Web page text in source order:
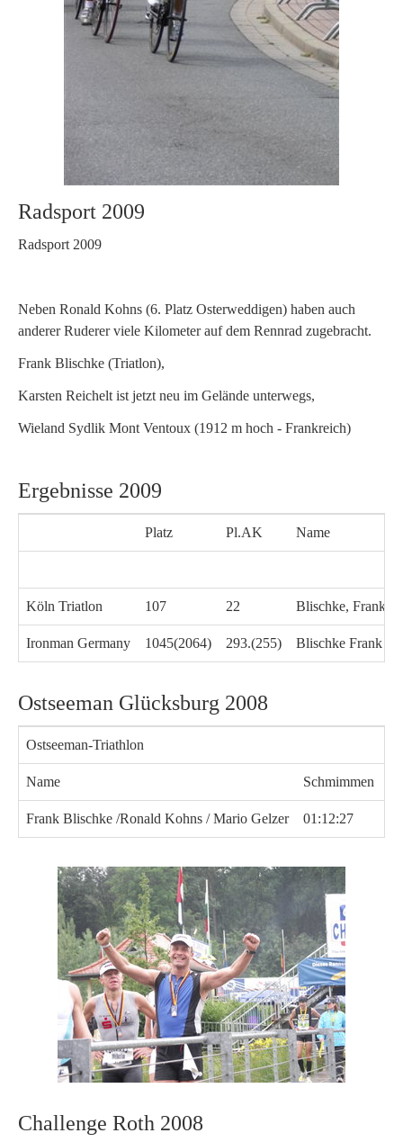
Radsport 2009
Radsport 2009
Neben Ronald Kohns (6. Platz Osterweddigen) haben auch
anderer Ruderer viele Kilometer auf dem Rennrad zugebracht.
Frank Blischke (Triatlon),
Karsten Reichelt ist jetzt neu im Gelände unterwegs,
Wieland Sydlik Mont Ventoux (1912 m hoch - Frankreich)
Ergebnisse 2009
Platz Pl.AK Name
Köln Triatlon 107 22 Blischke, Frank
Ironman Germany 1045(2064) 293.(255) Blischke Frank
Ostseeman Glücksburg 2008
Ostseeman-Triathlon
Name Schmimmen
Frank Blischke /Ronald Kohns / Mario Gelzer 01:12:27
Challenge Roth 2008